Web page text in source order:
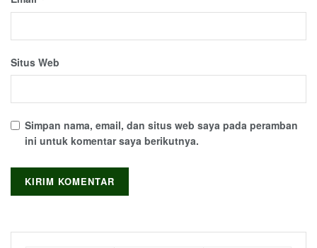
Situs Web
Simpan nama, email, dan situs web saya pada peramban
ini untuk komentar saya berikutnya.